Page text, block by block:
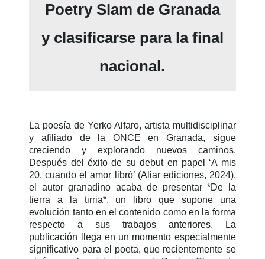
Poetry Slam de Granada
y clasificarse para la final
nacional.
La poesía de Yerko Alfaro, artista multidisciplinar
y afiliado de la ONCE en Granada, sigue
creciendo y explorando nuevos caminos.
Después del éxito de su debut en papel ‘A mis
20, cuando el amor libró’ (Aliar ediciones, 2024),
el autor granadino acaba de presentar *De la
tierra a la tirria*, un libro que supone una
evolución tanto en el contenido como en la forma
respecto a sus trabajos anteriores. La
publicación llega en un momento especialmente
significativo para el poeta, que recientemente se